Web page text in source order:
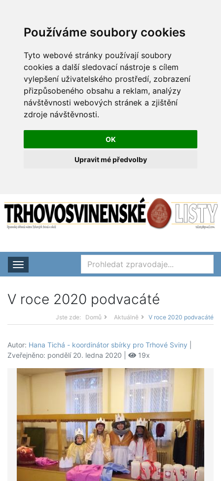
Používáme soubory cookies
Tyto webové stránky používají soubory
cookies a další sledovací nástroje s cílem
vylepšení uživatelského prostředí, zobrazení
přizpůsobeného obsahu a reklam, analýzy
návštěvnosti webových stránek a zjištění
zdroje návštěvnosti.
OK
Upravit mé předvolby
Rozbalit nabídku
V roce 2020 podvacáté
Jste zde: Domů Aktuálně V roce 2020 podvacáté
Autor: Hana Tichá - koordinátor sbírky pro Trhové Sviny
Zveřejněno: pondělí 20. ledna 2020 |
19x